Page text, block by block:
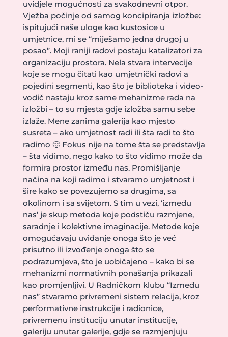
uvidjele mogućnosti za svakodnevni otpor.
Vježba počinje od samog koncipiranja izložbe:
ispitujući naše uloge kao kustosice u
umjetnice, mi se “miješamo jedna drugoj u
posao”. Moji raniji radovi postaju katalizatori za
organizaciju prostora. Nela stvara intervecije
koje se mogu čitati kao umjetnički radovi a
pojedini segmenti, kao što je biblioteka i video-
vodič nastaju kroz same mehanizme rada na
izložbi – to su mjesta gdje izložba samu sebe
izlaže. Mene zanima galerija kao mjesto
susreta – ako umjetnost radi ili šta radi to što
radimo 🙂 Fokus nije na tome šta se predstavlja
– šta vidimo, nego kako to što vidimo može da
formira prostor između nas. Promišljanje
načina na koji radimo i stvaramo umjetnost i
šire kako se povezujemo sa drugima, sa
okolinom i sa svijetom. S tim u vezi, ‘između
nas’ je skup metoda koje podstiču razmjene,
saradnje i kolektivne imaginacije. Metode koje
omogućavaju uviđanje onoga što je već
prisutno ili izvođenje onoga što se
podrazumjeva, što je uobičajeno – kako bi se
mehanizmi normativnih ponašanja prikazali
kao promjenljivi. U Radničkom klubu “Između
nas” stvaramo privremeni sistem relacija, kroz
performativne instrukcije i radionice,
privremenu instituciju unutar institucije,
galeriju unutar galerije, gdje se razmjenjuju